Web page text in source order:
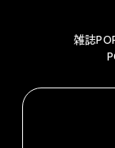
雑誌